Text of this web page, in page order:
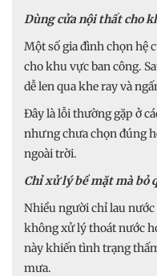
Dùng cửa nội thất cho
Một số gia đình chọn hệ
cho khu vực ban công.
dễ len qua khe ray và
Đây là lỗi thường gặp ở
nhưng chưa chọn đúng
ngoài trời.
Chỉ xử lý bề mặt mà bỏ
Nhiều người chỉ lau
không xử lý thoát nước
này khiến tình trạng
mưa.